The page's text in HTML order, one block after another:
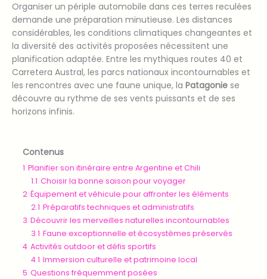
Organiser un périple automobile dans ces terres reculées
demande une préparation minutieuse. Les distances
considérables, les conditions climatiques changeantes et
la diversité des activités proposées nécessitent une
planification adaptée. Entre les mythiques routes 40 et
Carretera Austral, les parcs nationaux incontournables et
les rencontres avec une faune unique, la Patagonie se
découvre au rythme de ses vents puissants et de ses
horizons infinis.
Contenus
1 Planifier son itinéraire entre Argentine et Chili
1.1 Choisir la bonne saison pour voyager
2 Équipement et véhicule pour affronter les éléments
2.1 Préparatifs techniques et administratifs
3 Découvrir les merveilles naturelles incontournables
3.1 Faune exceptionnelle et écosystèmes préservés
4 Activités outdoor et défis sportifs
4.1 Immersion culturelle et patrimoine local
5 Questions fréquemment posées